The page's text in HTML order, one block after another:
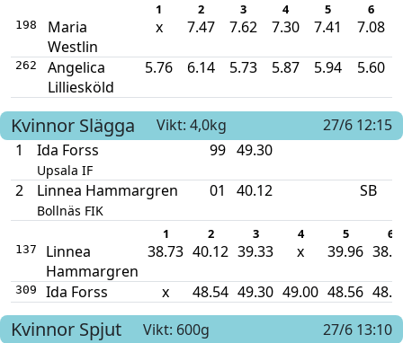
1 2 3 4 5 6
198
Maria
Westlin
x 7.47 7.62 7.30 7.41 7.08
262
Angelica
Lilliesköld
5.76 6.14 5.73 5.87 5.94 5.60
Kvinnor Slägga Vikt: 4,0kg
27/6 12:15
1
Ida Forss
Upsala IF
99 49.30
2 Linnea Hammargren
Bollnäs FIK
01 40.12 SB
1 2 3 4 5 6
137
Linnea
Hammargren
38.73 40.12 39.33 x 39.96
309 Ida Forss x 48.54 49.30 49.00 48.56
Kvinnor Spjut Vikt: 600g
27/6 13:10